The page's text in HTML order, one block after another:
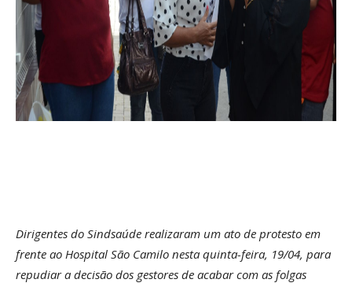
Dirigentes do Sindsaúde realizaram um ato de protesto em
frente ao Hospital São Camilo nesta quinta-feira, 19/04, para
repudiar a decisão dos gestores de acabar com as folgas